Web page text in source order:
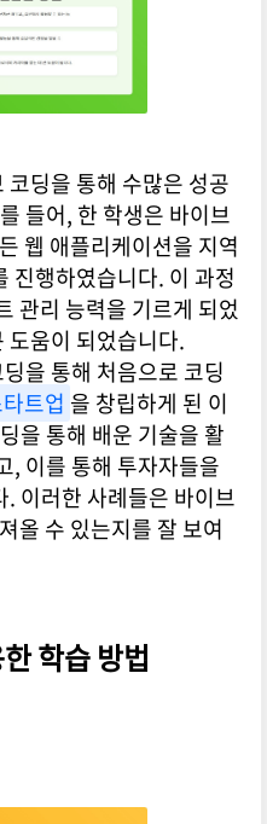
딩을 통해 수많은 성공
들어, 한 학생은 바이브
웹 애플리케이션을 지역
진행하였습니다. 이 과정
관리 능력을 기르게 되었
도움이 되었습니다.
을 통해 처음으로 코딩
트업 을 창립하게 된 이
을 통해 배운 기술을 활
, 이를 통해 투자자들을
이러한 사례들은 바이브
올 수 있는지를 잘 보여
학습 방법